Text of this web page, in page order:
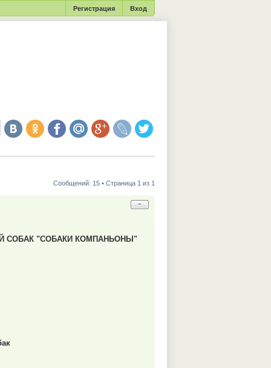
Вход
Регистрация
Сообщений: 15 • Страница 1 из 1
−
СОБАК "СОБАКИ КОМПАНЬОНЫ"